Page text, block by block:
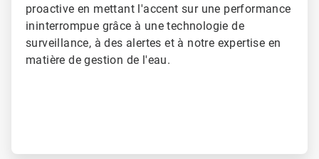
proactive en mettant l'accent sur une performance
ininterrompue grâce à une technologie de
surveillance, à des alertes et à notre expertise en
matière de gestion de l'eau.